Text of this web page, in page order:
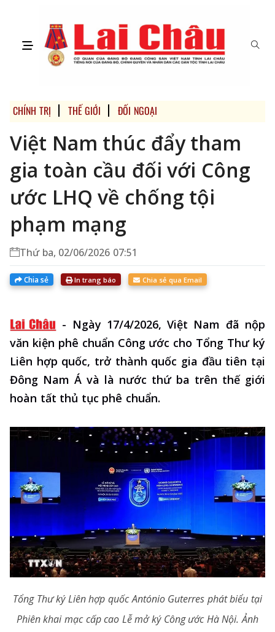
CHÍNH TRỊ THẾ GIỚI ĐỐI NGOẠI
Việt Nam thúc đẩy tham
gia toàn cầu đối với Công
ước LHQ về chống tội
phạm mạng
Thứ ba, 02/06/2026 07:51
Chia sẻ In trang báo Chia sẻ qua Email
- Ngày 17/4/2026, Việt Nam đã nộp
văn kiện phê chuẩn Công ước cho Tổng Thư ký
Liên hợp quốc, trở thành quốc gia đầu tiên tại
Đông Nam Á và là nước thứ ba trên thế giới
hoàn tất thủ tục phê chuẩn.
Tổng Thư ký Liên hợp quốc António Guterres phát biểu tại
Phiên khai mạc cấp cao Lễ mở ký Công ước Hà Nội. Ảnh